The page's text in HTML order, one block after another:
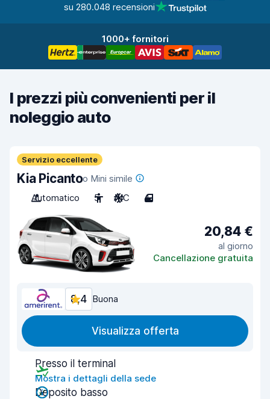
su 280.048 recensioni
1000+ fornitori
I prezzi più convenienti per il
noleggio auto
Servizio eccellente
Kia Picantoo Mini simile
Automatico
5 A/C 4
20,84 €
al giorno
Cancellazione gratuita
8,4 Buona
Visualizza offerta
Presso il terminal
Mostra i dettagli della sede
Deposito basso